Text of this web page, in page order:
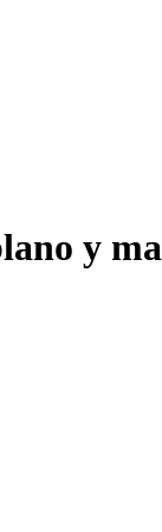
y